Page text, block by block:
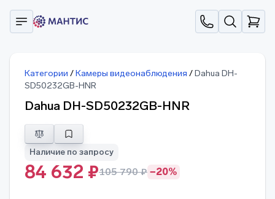
Категории /Камеры видеонаблюдения /Dahua DH-
SD50232GB-HNR
Dahua DH-SD50232GB-HNR
Наличие по запросу
84 632 ₽105 790 ₽ −20%